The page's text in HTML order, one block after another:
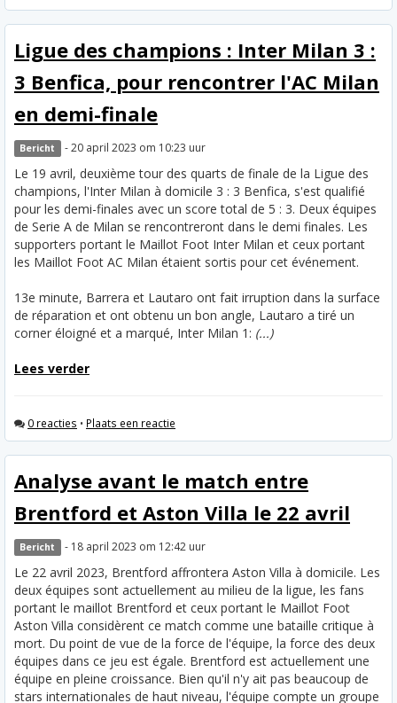
Ligue des champions : Inter Milan 3 :
3 Benfica, pour rencontrer l'AC Milan
en demi-finale
Bericht - 20 april 2023 om 10:23 uur
Le 19 avril, deuxième tour des quarts de finale de la Ligue des
champions, l'Inter Milan à domicile 3 : 3 Benfica, s'est qualifié
pour les demi-finales avec un score total de 5 : 3. Deux équipes
de Serie A de Milan se rencontreront dans le demi finales. Les
supporters portant le Maillot Foot Inter Milan et ceux portant
les Maillot Foot AC Milan étaient sortis pour cet événement.
13e minute, Barrera et Lautaro ont fait irruption dans la surface
de réparation et ont obtenu un bon angle, Lautaro a tiré un
corner éloigné et a marqué, Inter Milan 1: (...)
Lees verder
0 reacties • Plaats een reactie
Analyse avant le match entre
Brentford et Aston Villa le 22 avril
Bericht - 18 april 2023 om 12:42 uur
Le 22 avril 2023, Brentford affrontera Aston Villa à domicile. Les
deux équipes sont actuellement au milieu de la ligue, les fans
portant le maillot Brentford et ceux portant le Maillot Foot
Aston Villa considèrent ce match comme une bataille critique à
mort. Du point de vue de la force de l'équipe, la force des deux
équipes dans ce jeu est égale. Brentford est actuellement une
équipe en pleine croissance. Bien qu'il n'y ait pas beaucoup de
stars internationales de haut niveau, l'équipe compte un groupe